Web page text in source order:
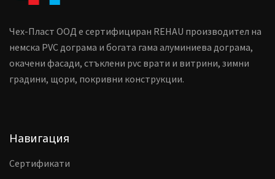
Чех-Пласт ООД е сертифициран REHAU производител на
немска PVC дограма и богата гама алуминиева дограма,
окачени фасади, стъклени pvc врати и витрини, зимни
градини, щори, покривни конструкции.
Навигация
Сертификати